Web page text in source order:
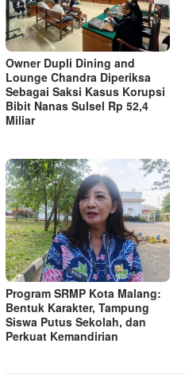
Owner Dupli Dining and
Lounge Chandra Diperiksa
Sebagai Saksi Kasus Korupsi
Bibit Nanas Sulsel Rp 52,4
Miliar
Program SRMP Kota Malang:
Bentuk Karakter, Tampung
Siswa Putus Sekolah, dan
Perkuat Kemandirian